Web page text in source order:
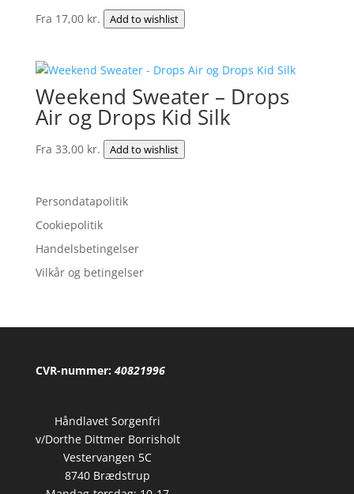
Fra 17,00 kr. Add to wishlist
Weekend Sweater – Drops
Air og Drops Kid Silk
Fra 33,00 kr. Add to wishlist
Persondatapolitik
Cookiepolitik
Handelsbetingelser
Vilkår og betingelser
CVR-nummer: 40821996
Håndlavet Sorgenfri
v/Dorthe Dittmer Borrisholt
Vestervangen 5C
8740 Brædstrup